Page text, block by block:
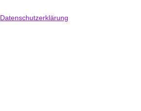
Datenschutzerklärung